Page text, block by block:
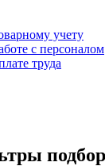
учету
с персоналом
труда